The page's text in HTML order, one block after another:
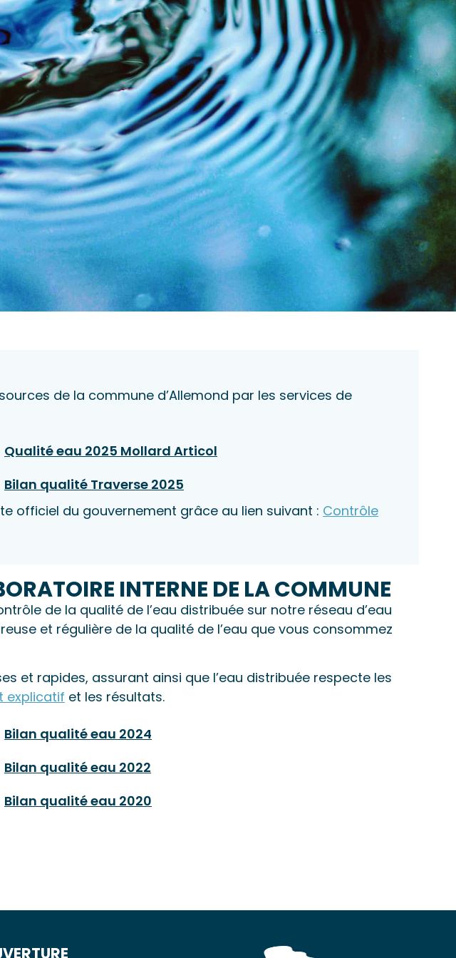
de la commune d’Allemond par les services de
Qualité eau 2025 Mollard Articol
Bilan qualité Traverse 2025
officiel du gouvernement grâce au lien suivant : Contrôle
INTERNE DE LA COMMUNE
de la qualité de l’eau distribuée sur notre réseau d’eau
et régulière de la qualité de l’eau que vous consommez
et rapides, assurant ainsi que l’eau distribuée respecte les
explicatif et les résultats.
Bilan qualité eau 2024
Bilan qualité eau 2022
Bilan qualité eau 2020